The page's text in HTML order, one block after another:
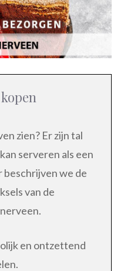
zien? Er zijn tal
serveren als een
we de
van de
en ontzettend